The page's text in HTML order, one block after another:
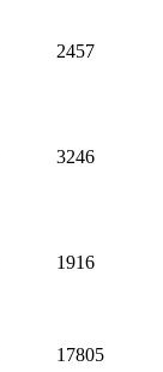
2457
3246
1916
17805